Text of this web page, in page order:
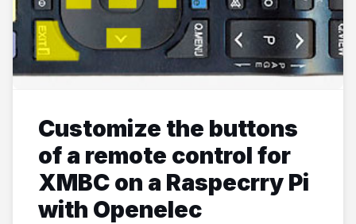
Customize the buttons
of a remote control for
XMBC on a Raspecrry Pi
with Openelec